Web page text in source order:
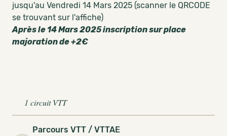
jusqu'au Vendredi 14 Mars 2025 (scanner le QRCODE
se trouvant sur l'affiche)
Après le 14 Mars 2025 inscription sur place
majoration de +2€
1 circuit VTT
Parcours VTT / VTTAE